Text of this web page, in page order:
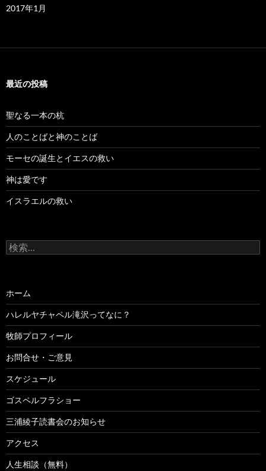
2017年1月
最近の投稿
聖なる一本の杭
人のことばと神のことば
モーセの誕生とイエスの救い
神は愛です
イスラエルの救い
検
索:
ホーム
ハレルヤチャペル滝沢ってなに？
牧師プロフィール
お問合せ・ご意見
スケジュール
ゴスペルフラショー
三浦綾子読書会のお知らせ
アクセス
人生相談（無料）